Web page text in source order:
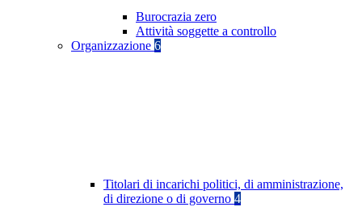
Burocrazia zero
Attività soggette a controllo
Organizzazione 6
Titolari di incarichi politici, di amministrazione,
di direzione o di governo 4